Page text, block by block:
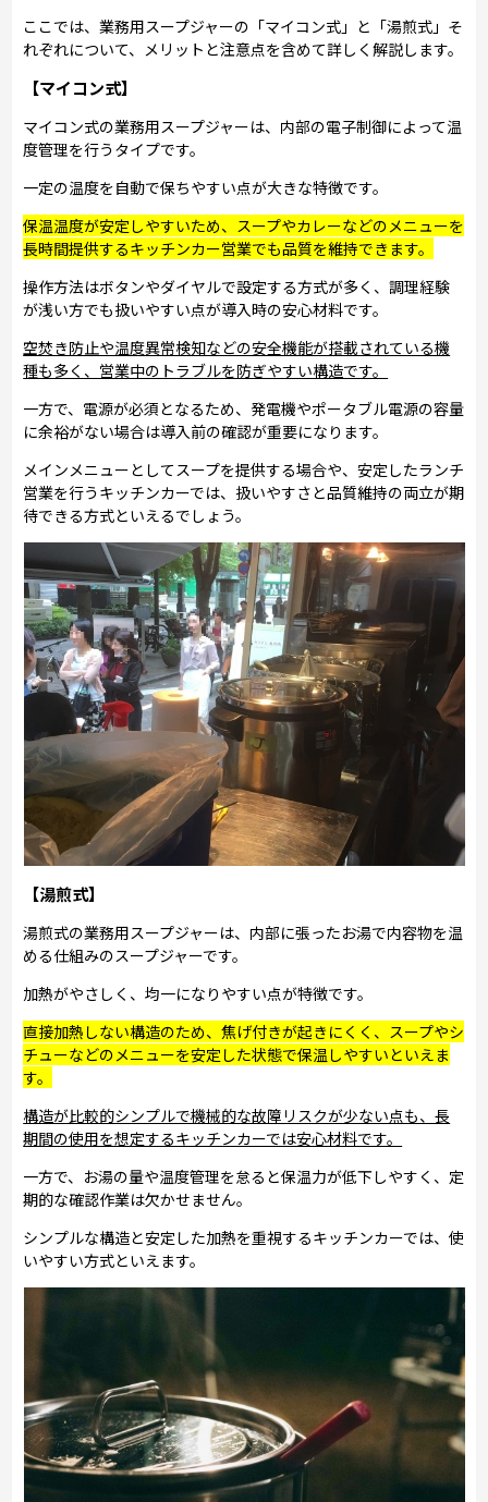
ここでは、業務用スープジャーの「マイコン式」と「湯煎式」そ
れぞれについて、メリットと注意点を含めて詳しく解説します。
【マイコン式】
マイコン式の業務用スープジャーは、内部の電子制御によって温
度管理を行うタイプです。
一定の温度を自動で保ちやすい点が大きな特徴です。
保温温度が安定しやすいため、スープやカレーなどのメニューを
長時間提供するキッチンカー営業でも品質を維持できます。
操作方法はボタンやダイヤルで設定する方式が多く、調理経験
が浅い方でも扱いやすい点が導入時の安心材料です。
空焚き防止や温度異常検知などの安全機能が搭載されている機
種も多く、営業中のトラブルを防ぎやすい構造です。
一方で、電源が必須となるため、発電機やポータブル電源の容量
に余裕がない場合は導入前の確認が重要になります。
メインメニューとしてスープを提供する場合や、安定したランチ
営業を行うキッチンカーでは、扱いやすさと品質維持の両立が期
待できる方式といえるでしょう。
【湯煎式】
湯煎式の業務用スープジャーは、内部に張ったお湯で内容物を温
める仕組みのスープジャーです。
加熱がやさしく、均一になりやすい点が特徴です。
直接加熱しない構造のため、焦げ付きが起きにくく、スープやシ
チューなどのメニューを安定した状態で保温しやすいといえま
す。
構造が比較的シンプルで機械的な故障リスクが少ない点も、長
期間の使用を想定するキッチンカーでは安心材料です。
一方で、お湯の量や温度管理を怠ると保温力が低下しやすく、定
期的な確認作業は欠かせません。
シンプルな構造と安定した加熱を重視するキッチンカーでは、使
いやすい方式といえます。